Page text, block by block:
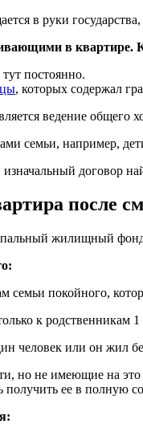
в руки
в квартире.
постоянно.
, которых содержал
ведение общего
семьи, например,
договор
после
жилищный
семьи покойного,
к родственникам
человек или он жил
но не имеющие на это
получить ее в полную